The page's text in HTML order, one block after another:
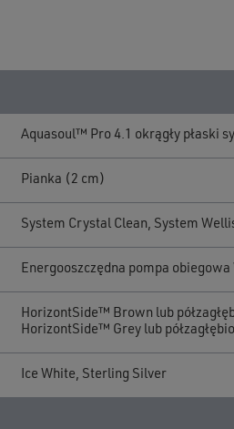
Aquasoul™ Pro 4.1 okrągły płaski
Pianka (2 cm)
System Crystal Clean, System
Energooszczędna pompa
HorizontSide™ Brown lub
HorizontSide™ Grey lub
Ice White, Sterling Silver